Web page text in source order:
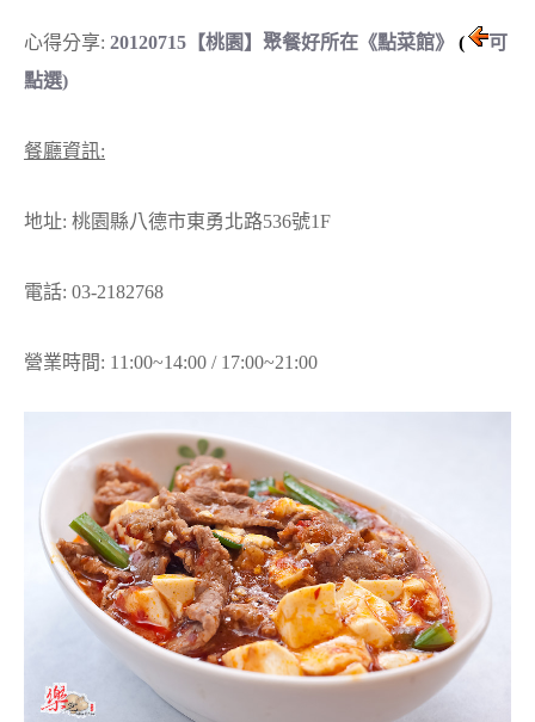
心得分享: 20120715【桃園】聚餐好所在《點菜館》 (
可
點選)
餐廳資訊:
地址: 桃園縣八德市東勇北路536號1F
電話: 03-2182768
營業時間: 11:00~14:00 / 17:00~21:00